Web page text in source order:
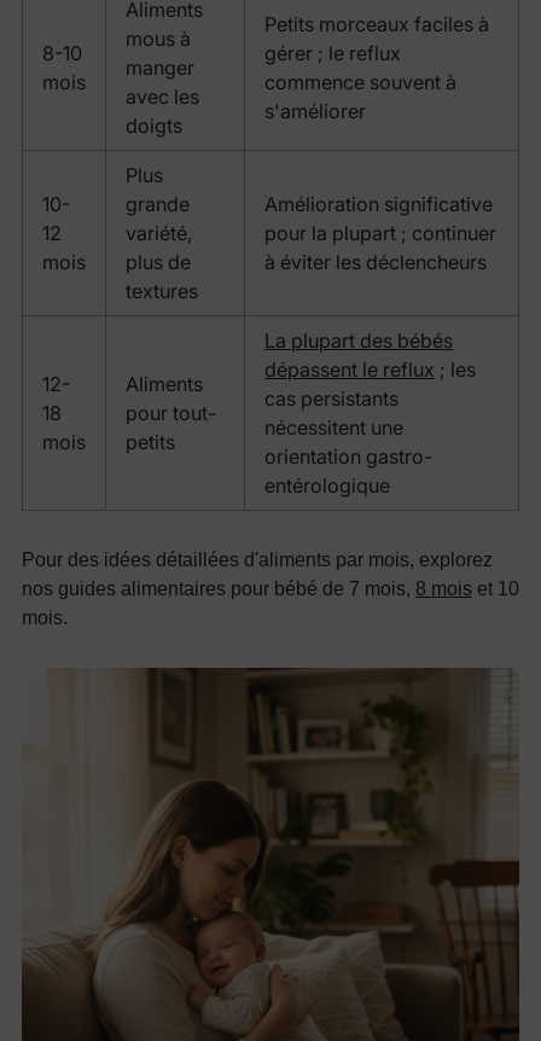
8-10
mois
Aliments
mous à
manger
avec les
doigts
Petits morceaux faciles à
gérer ; le reflux
commence souvent à
s'améliorer
10-
12
mois
Plus
grande
variété,
plus de
textures
Amélioration significative
pour la plupart ; continuer
à éviter les déclencheurs
12-
18
mois
Aliments
pour tout-
petits
La plupart des bébés
dépassent le reflux ; les
cas persistants
nécessitent une
orientation gastro-
entérologique
Pour des idées détaillées d'aliments par mois, explorez
nos guides alimentaires pour bébé de 7 mois, 8 mois et 10
mois.